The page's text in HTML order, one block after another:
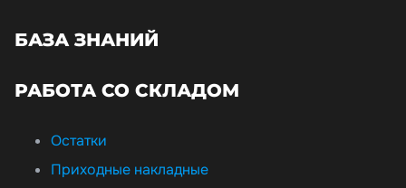
БАЗА ЗНАНИЙ
РАБОТА СО СКЛАДОМ
Остатки
Приходные накладные